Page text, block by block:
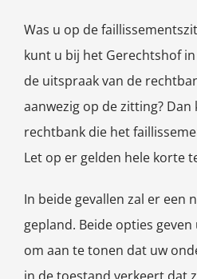
Was u op de
kunt u bij het Gerechtshof
de uitspraak van de
aanwezig op de zitting?
rechtbank die het
Let op er gelden hele korte
In beide gevallen zal er een
gepland. Beide opties
om aan te tonen dat uw